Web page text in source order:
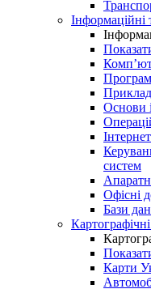
Інформаційні
Основи
систем
Офісні
Бази
Карти